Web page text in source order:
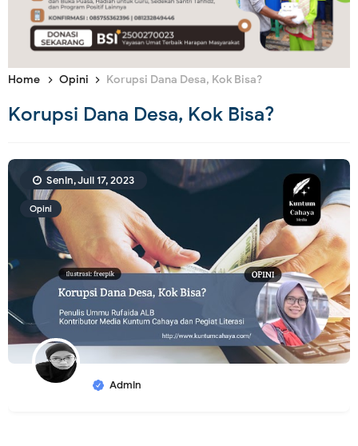
Home Opini Korupsi Dana Desa, Kok Bisa?
Korupsi Dana Desa, Kok Bisa?
Opini
Admin
Senin, Juli 17, 2023